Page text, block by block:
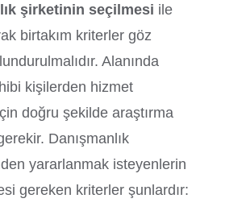
şirketinin seçilmesi ile
birtakım kriterler göz
Alanında
kişilerden hizmet
doğru şekilde araştırma
Danışmanlık
yararlanmak isteyenlerin
gereken kriterler şunlardır: